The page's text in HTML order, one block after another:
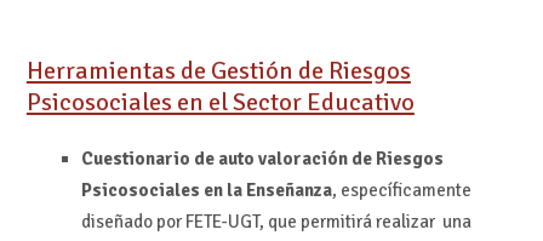
Herramientas de Gestión de Riesgos
Psicosociales en el Sector Educativo
Cuestionario de auto valoración de Riesgos
Psicosociales en la Enseñanza, específicamente
diseñado por FETE-UGT, que permitirá realizar una